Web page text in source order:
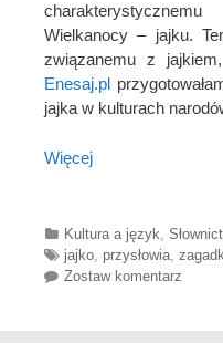
Wielkanocy – jajku.
związanemu z
Enesaj.pl
jajka w kulturach
Więcej
Categories
Kultura a język
Tags
jajko przysłowia
Zostaw komentarz